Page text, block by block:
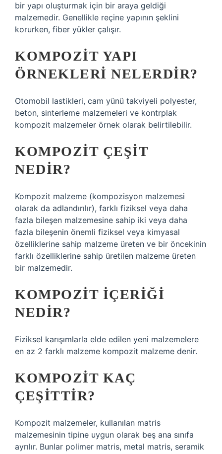
bir yapı oluşturmak için bir araya geldiği
malzemedir. Genellikle reçine yapının şeklini
korurken, fiber yükler çalışır.
KOMPOZIT YAPI
ÖRNEKLERI NELERDIR?
Otomobil lastikleri, cam yünü takviyeli polyester,
beton, sinterleme malzemeleri ve kontrplak
kompozit malzemeler örnek olarak belirtilebilir.
KOMPOZIT ÇEŞIT
NEDIR?
Kompozit malzeme (kompozisyon malzemesi
olarak da adlandırılır), farklı fiziksel veya daha
fazla bileşen malzemesine sahip iki veya daha
fazla bileşenin önemli fiziksel veya kimyasal
özelliklerine sahip malzeme üreten ve bir öncekinin
farklı özelliklerine sahip üretilen malzeme üreten
bir malzemedir.
KOMPOZIT IÇERIĞI
NEDIR?
Fiziksel karışımlarla elde edilen yeni malzemelere
en az 2 farklı malzeme kompozit malzeme denir.
KOMPOZIT KAÇ
ÇEŞITTIR?
Kompozit malzemeler, kullanılan matris
malzemesinin tipine uygun olarak beş ana sınıfa
ayrılır. Bunlar polimer matris, metal matris, seramik